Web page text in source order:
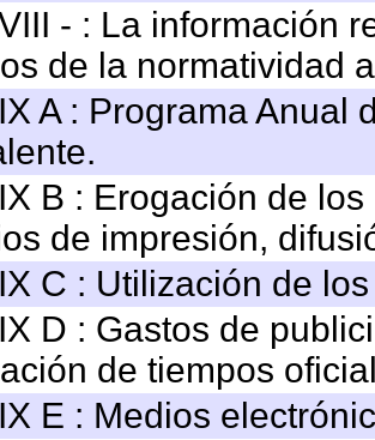
- : La información
de la normatividad
A : Programa Anual
B : Erogación de
de impresión,
C : Utilización de
D : Gastos de
de tiempos
E : Medios